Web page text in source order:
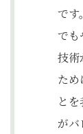
です
でも
技術
ため
と
がバ